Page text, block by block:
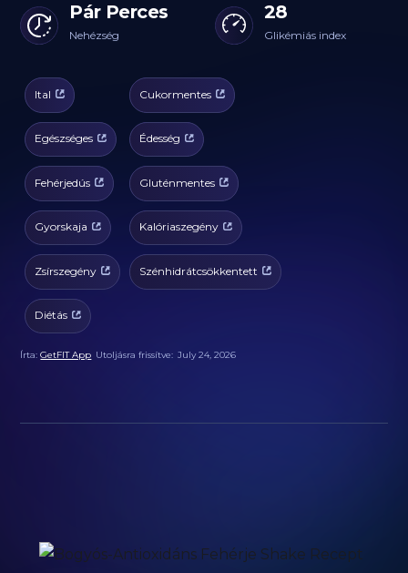
Pár Perces
Nehézség
28
Glikémiás index
Ital Cukormentes
Egészséges Édesség
Fehérjedús Gluténmentes
Gyorskaja Kalóriaszegény
Zsírszegény Szénhidrátcsökkentett
Diétás
Írta:GetFIT App Utoljásra frissítve: July 24, 2026